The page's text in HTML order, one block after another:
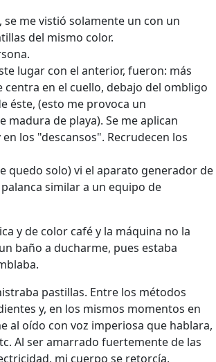
me vistió solamente un con un
del mismo color.
lugar con el anterior, fueron: más
en el cuello, debajo del ombligo
éste, (esto me provoca un
de playa). Se me aplican
los "descansos". Recrudecen los
quedo solo) vi el aparato generador de
similar a un equipo de
y de color café y la máquina no la
baño a ducharme, pues estaba
pastillas. Entre los métodos
y, en los mismos momentos en
al oído con voz imperiosa que hablara,
Al ser amarrado fuertemente de las
mi cuerpo se retorcía,